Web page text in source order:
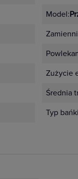
Model:
Zużycie
Średnia
Typ